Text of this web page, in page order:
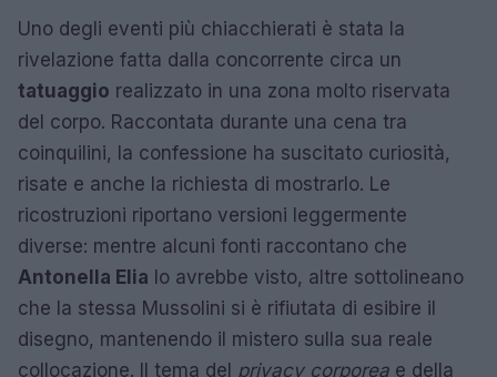
Uno degli eventi più chiacchierati è stata la
rivelazione fatta dalla concorrente circa un
tatuaggio realizzato in una zona molto riservata
del corpo. Raccontata durante una cena tra
coinquilini, la confessione ha suscitato curiosità,
risate e anche la richiesta di mostrarlo. Le
ricostruzioni riportano versioni leggermente
diverse: mentre alcuni fonti raccontano che
Antonella Elia lo avrebbe visto, altre sottolineano
che la stessa Mussolini si è rifiutata di esibire il
disegno, mantenendo il mistero sulla sua reale
collocazione. Il tema del privacy corporea e della